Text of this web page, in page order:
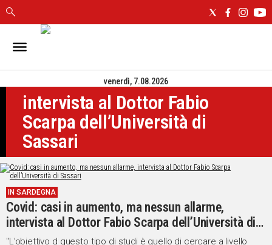
IN
CAGLIARI
SASSARI
NUORO
ORISTANO
SULCIS
GALLURA
OGLIASTRA
MEDIO
CAMPIDANO
ALTRE
venerdì, 7.08.2026
intervista al Dottor Fabio
Scarpa dell’Università di
Sassari
IN SARDEGNA
Covid: casi in aumento, ma nessun allarme,
intervista al Dottor Fabio Scarpa dell’Università di
Sassari
"L’obiettivo d questo tipo di studi è quello di cercare a livello